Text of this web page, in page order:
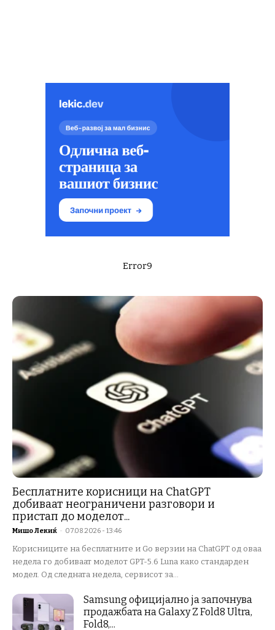
Error9
Бесплатните корисници на ChatGPT
добиваат неограничени разговори и
пристап до моделот...
Мишо Лекиќ - 07.08.2026 - 13:46
Корисниците на бесплатните и Go верзии на ChatGPT од оваа
недела го добиваат моделот GPT-5.6 Luna како стандарден
модел. Од следната недела, сервисот за...
Samsung официјално ја започнува
продажбата на Galaxy Z Fold8 Ultra,
Fold8,...